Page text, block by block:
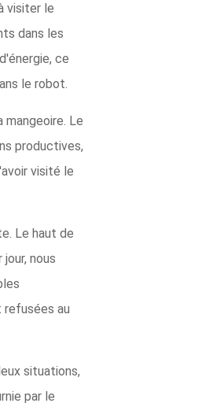
visiter le
dans les
ce
le robot.
Le
productives,
visité le
Le haut de
nous
au
situations,
par le